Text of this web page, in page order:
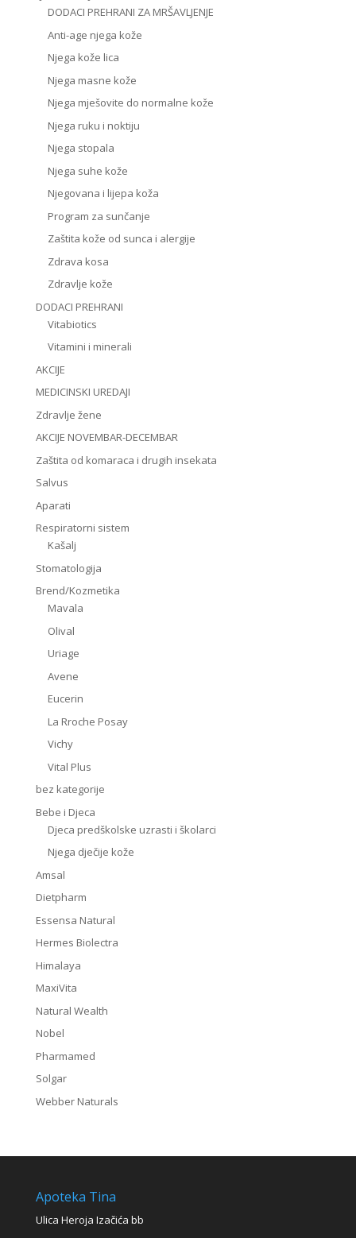
DODACI PREHRANI ZA MRŠAVLJENJE
Anti-age njega kože
Njega kože lica
Njega masne kože
Njega mješovite do normalne kože
Njega ruku i noktiju
Njega stopala
Njega suhe kože
Njegovana i lijepa koža
Program za sunčanje
Zaštita kože od sunca i alergije
Zdrava kosa
Zdravlje kože
DODACI PREHRANI
Vitabiotics
Vitamini i minerali
AKCIJE
MEDICINSKI UREDAJI
Zdravlje žene
AKCIJE NOVEMBAR-DECEMBAR
Zaštita od komaraca i drugih insekata
Salvus
Aparati
Respiratorni sistem
Kašalj
Stomatologija
Brend/Kozmetika
Mavala
Olival
Uriage
Avene
Eucerin
La Rroche Posay
Vichy
Vital Plus
bez kategorije
Bebe i Djeca
Djeca predškolske uzrasti i školarci
Njega dječije kože
Amsal
Dietpharm
Essensa Natural
Hermes Biolectra
Himalaya
MaxiVita
Natural Wealth
Nobel
Pharmamed
Solgar
Webber Naturals
Apoteka Tina
Ulica Heroja Izačića bb